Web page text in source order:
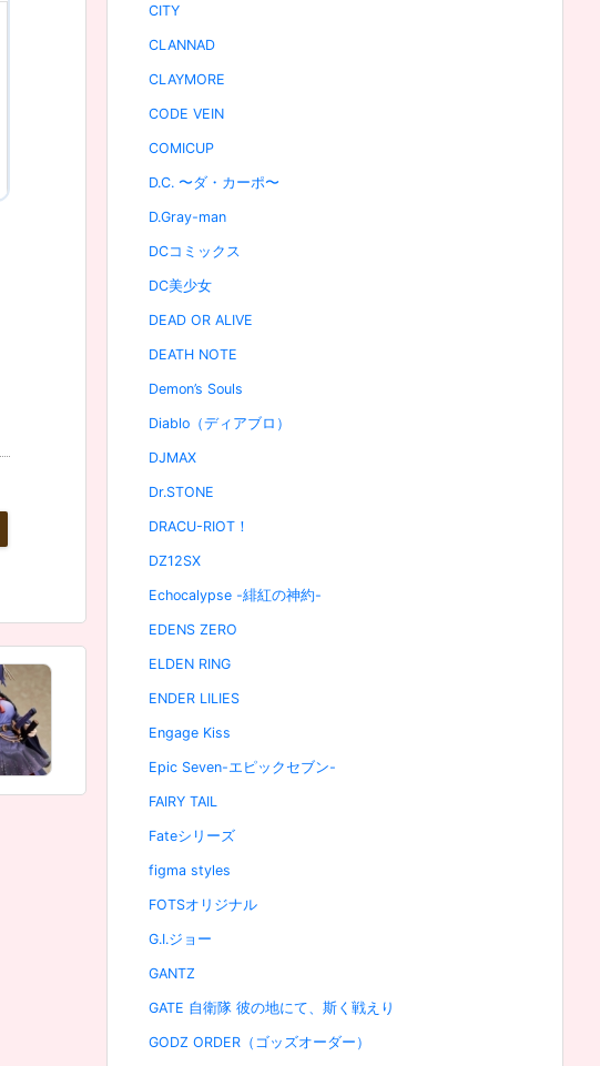
CITY
CLANNAD
CLAYMORE
CODE VEIN
COMICUP
D.C. 〜ダ・カーポ〜
D.Gray-man
DCコミックス
DC美少女
DEAD OR ALIVE
DEATH NOTE
Demon’s Souls
Diablo（ディアブロ）
DJMAX
Dr.STONE
DRACU-RIOT！
DZ12SX
Echocalypse -緋紅の神約-
EDENS ZERO
ELDEN RING
ENDER LILIES
Engage Kiss
Epic Seven-エピックセブン-
FAIRY TAIL
Fateシリーズ
figma styles
FOTSオリジナル
G.I.ジョー
GANTZ
GATE 自衛隊 彼の地にて、斯く戦えり
GODZ ORDER（ゴッズオーダー）